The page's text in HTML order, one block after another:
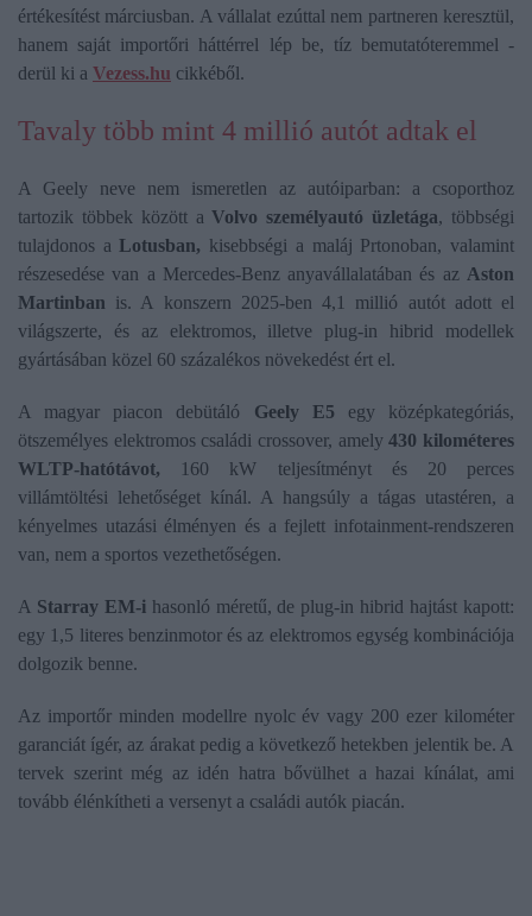
értékesítést márciusban. A vállalat ezúttal nem partneren keresztül,
hanem saját importőri háttérrel lép be, tíz bemutatóteremmel -
derül ki a Vezess.hu cikkéből.
Tavaly több mint 4 millió autót adtak el
A Geely neve nem ismeretlen az autóiparban: a csoporthoz
tartozik többek között a Volvo személyautó üzletága, többségi
tulajdonos a Lotusban, kisebbségi a maláj Prtonoban, valamint
részesedése van a Mercedes-Benz anyavállalatában és az Aston
Martinban is. A konszern 2025-ben 4,1 millió autót adott el
világszerte, és az elektromos, illetve plug-in hibrid modellek
gyártásában közel 60 százalékos növekedést ért el.
A magyar piacon debütáló Geely E5 egy középkategóriás,
ötszemélyes elektromos családi crossover, amely430 kilométeres
WLTP-hatótávot, 160 kW teljesítményt és 20 perces
villámtöltési lehetőséget kínál. A hangsúly a tágas utastéren, a
kényelmes utazási élményen és a fejlett infotainment-rendszeren
van, nem a sportos vezethetőségen.
A Starray EM-i hasonló méretű, de plug-in hibrid hajtást kapott:
egy 1,5 literes benzinmotor és az elektromos egység kombinációja
dolgozik benne.
Az importőr minden modellre nyolc év vagy 200 ezer kilométer
garanciát ígér, az árakat pedig a következő hetekben jelentik be. A
tervek szerint még az idén hatra bővülhet a hazai kínálat, ami
tovább élénkítheti a versenyt a családi autók piacán.